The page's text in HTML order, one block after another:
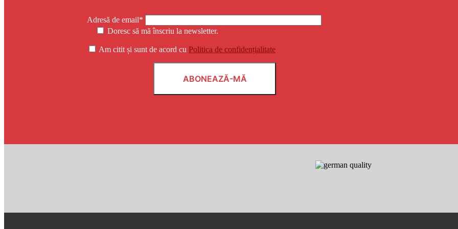
Adresă de email*
Doresc să mă înscriu la newsletter.
Am citit și sunt de acord cu Politica de confidențialitate